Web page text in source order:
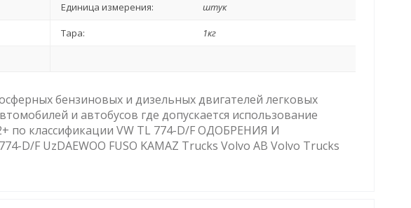
Единица измерения: штук
Тара: 1кг
бензиновых и дизельных двигателей легковых
и автобусов где допускается использование
по классификации VW TL 774-D/F ОДОБРЕНИЯ И
D/F UzDAEWOO FUSO KAMAZ Trucks Volvo AB Volvo Trucks